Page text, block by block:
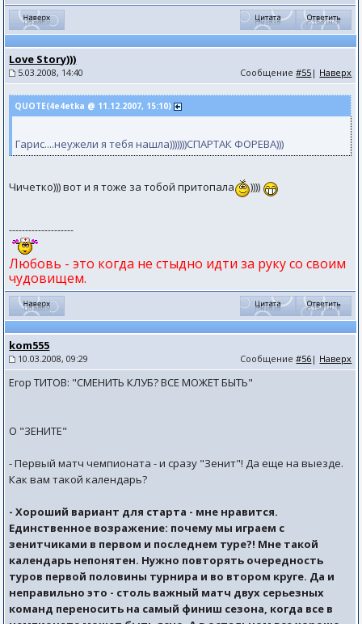
Love Story)))
5.03.2008, 14:40 Сообщение#55 | Наверх
QUOTE(4e4etka @ 11.12.2007, 15:10)
Гарис....неужели я тебя нашла)))))))СПАРТАК ФОРЕВА)))
Чичетко))) вот и я тоже за тобой притопала ))))
--------------------
Любовь - это когда не стыдно идти за руку со своим
чудовищем.
kom555
10.03.2008, 09:29 Сообщение#56 | Наверх
Егор ТИТОВ: "СМЕНИТЬ КЛУБ? ВСЕ МОЖЕТ БЫТЬ"
О "ЗЕНИТЕ"
- Первый матч чемпионата - и сразу "Зенит"! Да еще на выезде.
Как вам такой календарь?
- Хороший вариант для старта - мне нравится.
Единственное возражение: почему мы играем с
зенитчиками в первом и последнем туре?! Мне такой
календарь непонятен. Нужно повторять очередность
туров первой половины турнира и во втором круге. Да и
неправильно это - столь важный матч двух серьезных
команд переносить на самый финиш сезона, когда все в